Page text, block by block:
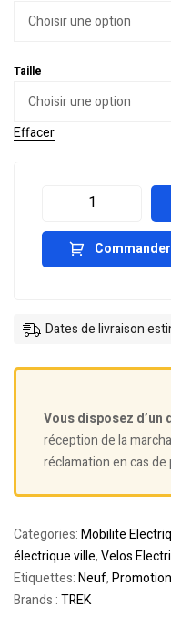
Taille
Effacer
Commander
Dates de livraison
Vous disposez d’un
réception de la
réclamation en cas de
Categories:Mobilite
électrique ville,Velos
Etiquettes:Neuf,Promotion
Brands :TREK